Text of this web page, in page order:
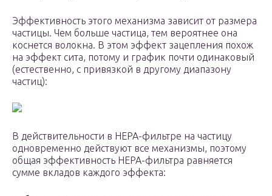
Эффективность этого механизма зависит от размера
частицы. Чем больше частица, тем вероятнее она
коснется волокна. В этом эффект зацепления похож
на эффект сита, потому и график почти одинаковый
(естественно, с привязкой в другому диапазону
частиц):
В действительности в HEPA-фильтре на частицу
одновременно действуют все механизмы, поэтому
общая эффективность HEPA-фильтра равняется
сумме вкладов каждого эффекта: